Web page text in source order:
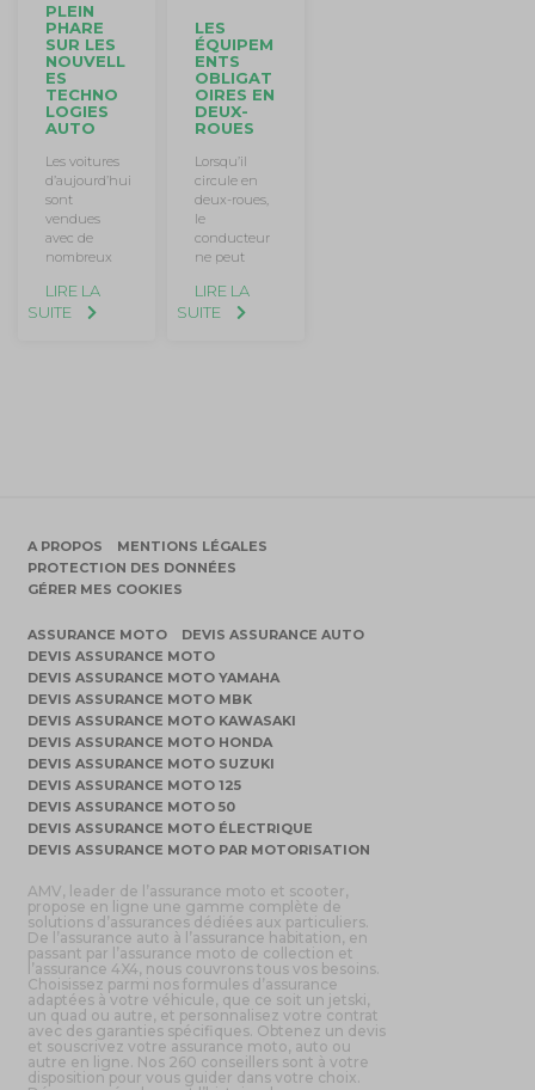
PLEIN
PHARE
SUR LES
NOUVELL
ES
TECHNO
LOGIES
AUTO
Les voitures
d’aujourd’hui
sont
vendues
avec de
nombreux
LIRE LA
SUITE
LES
ÉQUIPEM
ENTS
OBLIGAT
OIRES EN
DEUX-
ROUES
Lorsqu’il
circule en
deux-roues,
le
conducteur
ne peut
LIRE LA
SUITE
A PROPOS
MENTIONS LÉGALES
PROTECTION DES DONNÉES
GÉRER MES COOKIES
ASSURANCE MOTO
DEVIS ASSURANCE AUTO
DEVIS ASSURANCE MOTO
DEVIS ASSURANCE MOTO YAMAHA
DEVIS ASSURANCE MOTO MBK
DEVIS ASSURANCE MOTO KAWASAKI
DEVIS ASSURANCE MOTO HONDA
DEVIS ASSURANCE MOTO SUZUKI
DEVIS ASSURANCE MOTO 125
DEVIS ASSURANCE MOTO 50
DEVIS ASSURANCE MOTO ÉLECTRIQUE
DEVIS ASSURANCE MOTO PAR MOTORISATION
AMV, leader de l’assurance moto et scooter,
propose en ligne une gamme complète de
solutions d’assurances dédiées aux particuliers.
De l’assurance auto à l’assurance habitation, en
passant par l’assurance moto de collection et
l’assurance 4X4, nous couvrons tous vos besoins.
Choisissez parmi nos formules d’assurance
adaptées à votre véhicule, que ce soit un jetski,
un quad ou autre, et personnalisez votre contrat
avec des garanties spécifiques. Obtenez un devis
et souscrivez votre assurance moto, auto ou
autre en ligne. Nos 260 conseillers sont à votre
disposition pour vous guider dans votre choix.